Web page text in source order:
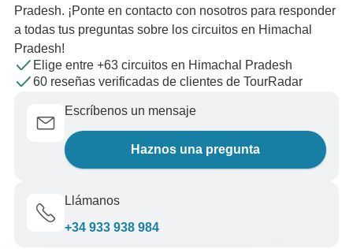
Pradesh. ¡Ponte en contacto con nosotros para responder
a todas tus preguntas sobre los circuitos en Himachal
Pradesh!
Elige entre +63 circuitos en Himachal Pradesh
60 reseñas verificadas de clientes de TourRadar
Escríbenos un mensaje
Haznos una pregunta
Llámanos
+34 933 938 984